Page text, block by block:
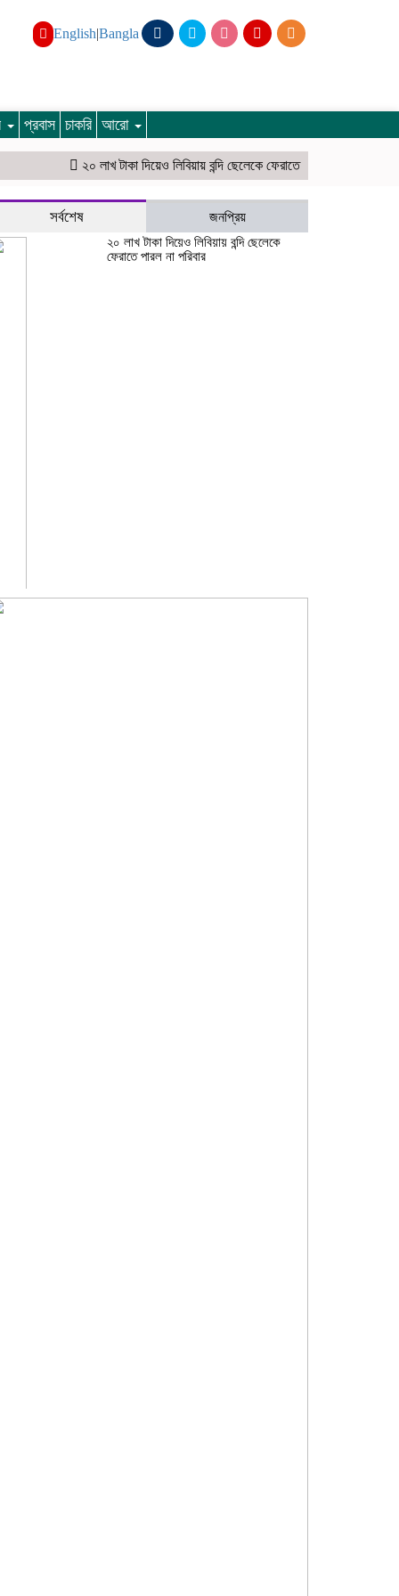
English|Bangla
প্রবাস চাকরি আরো
২০ লাখ টাকা দিয়েও লিবিয়ায় বন্দি ছেলেকে ফেরাতে পারল না পরিবার
সর্বশেষ জনপ্রিয়
২০ লাখ টাকা দিয়েও লিবিয়ায় বন্দি ছেলেকে
ফেরাতে পারল না পরিবার